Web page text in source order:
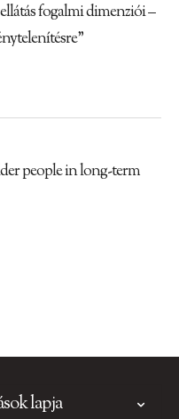
fogalmi dimenziói –
people in long-term
lapja